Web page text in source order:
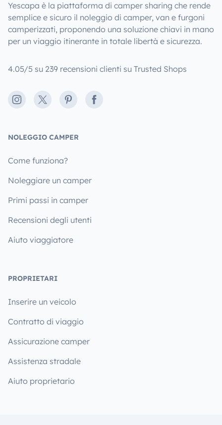
Yescapa è la piattaforma di camper sharing che rende
semplice e sicuro il noleggio di camper, van e furgoni
camperizzati, proponendo una soluzione chiavi in mano
per un viaggio itinerante in totale libertà e sicurezza.
4.05/5 su 239 recensioni clienti su Trusted Shops
Instagram
X PinterestFacebook
NOLEGGIO CAMPER
Come funziona?
Noleggiare un camper
Primi passi in camper
Recensioni degli utenti
Aiuto viaggiatore
PROPRIETARI
Inserire un veicolo
Contratto di viaggio
Assicurazione camper
Assistenza stradale
Aiuto proprietario